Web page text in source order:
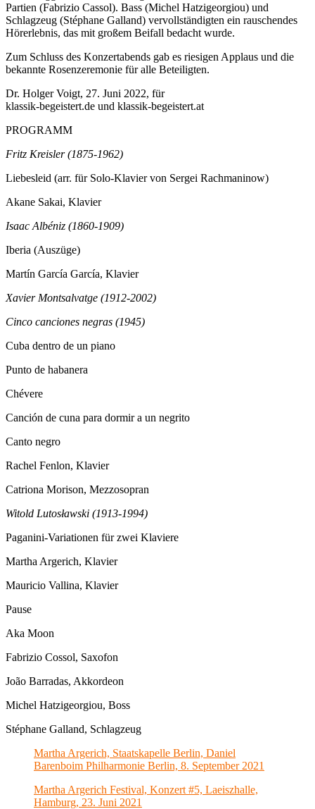
Partien (Fabrizio Cassol). Bass (Michel Hatzigeorgiou) und
Schlagzeug (Stéphane Galland) vervollständigten ein rauschendes
Hörerlebnis, das mit großem Beifall bedacht wurde.
Zum Schluss des Konzertabends gab es riesigen Applaus und die
bekannte Rosenzeremonie für alle Beteiligten.
Dr. Holger Voigt, 27. Juni 2022, für
klassik-begeistert.de und klassik-begeistert.at
PROGRAMM
Fritz Kreisler (1875-1962)
Liebesleid (arr. für Solo-Klavier von Sergei Rachmaninow)
Akane Sakai, Klavier
Isaac Albéniz (1860-1909)
Iberia (Auszüge)
Martín García García, Klavier
Xavier Montsalvatge (1912-2002)
Cinco canciones negras (1945)
Cuba dentro de un piano
Punto de habanera
Chévere
Canción de cuna para dormir a un negrito
Canto negro
Rachel Fenlon, Klavier
Catriona Morison, Mezzosopran
Witold Lutosławski (1913-1994)
Paganini-Variationen für zwei Klaviere
Martha Argerich, Klavier
Mauricio Vallina, Klavier
Pause
Aka Moon
Fabrizio Cossol, Saxofon
João Barradas, Akkordeon
Michel Hatzigeorgiou, Boss
Stéphane Galland, Schlagzeug
Martha Argerich, Staatskapelle Berlin, Daniel
Barenboim Philharmonie Berlin, 8. September 2021
Martha Argerich Festival, Konzert #5, Laeiszhalle,
Hamburg, 23. Juni 2021